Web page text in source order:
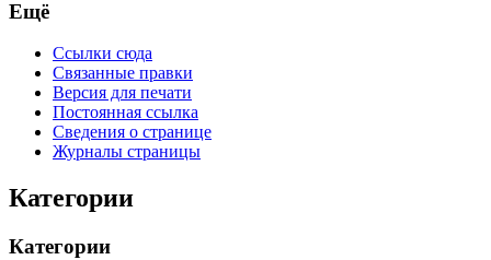
Ещё
Ссылки сюда
Связанные правки
Версия для печати
Постоянная ссылка
Сведения о странице
Журналы страницы
Категории
Категории